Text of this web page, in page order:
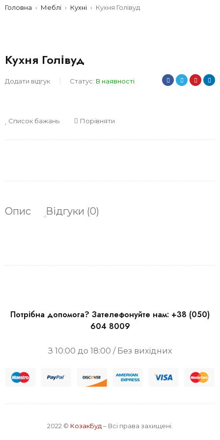
Головна › Меблі › Кухні › Кухня Голівуд
Кухня Голівуд
Додати відгук Статус: В наявності
Список бажань Порівняти
Опис Відгуки (0)
Потрібна допомога? Зателефонуйте нам: +38 (050)
604 8009
З 10:00 до 18:00 / Без вихідних
2022 © КозакБуд – Всі права захищені.